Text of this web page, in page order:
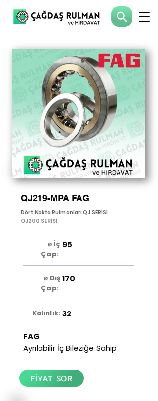
QJ219-MPA FAG
Dört Nokta Rulmanları QJ SERİSİ
QJ200 SERİSİ
⌀ İç
Çap:
95
⌀ Dış
Çap:
170
Kalınlık: 32
FAG
Ayrılabilir İç Bileziğe Sahip
FİYAT SOR